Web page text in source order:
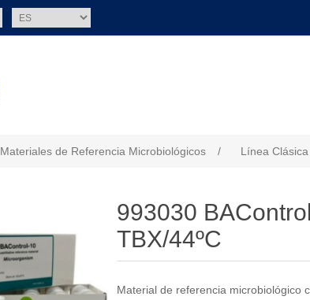
Materiales de Referencia Microbiológicos / Línea Clásica
993030
TBX/44ºC
Material de referencia microbiológico